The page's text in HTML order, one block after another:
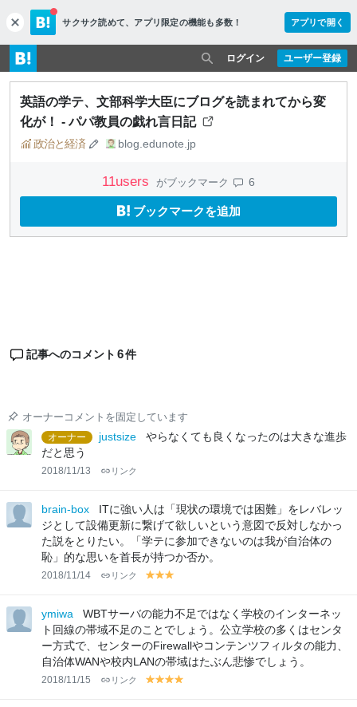
c
l
o
s
e
サクサク読めて、 アプリ限定の機能も多数！ アプリで開く
ユーザー登録
ログイン
英語の学テ、文部科学大臣にブログを読まれてから変
化が！ - パパ教員の戯れ言日記
政治と経済 blog.edunote.jp
11users がブックマーク 6
ブックマークを追加
記事へのコメント 6件
オーナーコメントを固定しています
オーナー
justsize
やらなくても良くなったのは大きな進歩
だと思う
2018/11/13 リンク
brain-box
ITに強い人は「現状の環境では困難」をレバレッ
ジとして設備更新に繋げて欲しいという意図で反対しなかっ
た説をとりたい。「学テに参加できないのは我が自治体の
恥」的な思いを首長が持つか否か。
2018/11/14 リンク
y
lo
w
y
lo
w
lo
w
ymiwa
WBTサーバの能力不足ではなく学校のインターネッ
ト回線の帯域不足のことでしょう。公立学校の多くはセンタ
ー方式で、センターのFirewallやコンテンツフィルタの能力、
自治体WANや校内LANの帯域はたぶん悲惨でしょう。
2018/11/15 リンク
y y y